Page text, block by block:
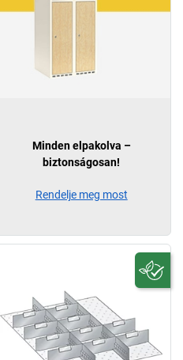
Minden elpakolva –
biztonságosan!
Rendelje meg most